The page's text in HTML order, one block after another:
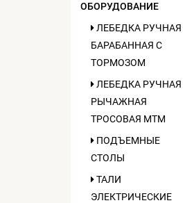
ОБОРУДОВАНИЕ
ЛЕБЕДКА РУЧНАЯ
БАРАБАННАЯ С
ТОРМОЗОМ
ЛЕБЕДКА РУЧНАЯ
РЫЧАЖНАЯ
ТРОСОВАЯ МТМ
ПОДЪЕМНЫЕ
СТОЛЫ
ТАЛИ
ЭЛЕКТРИЧЕСКИЕ